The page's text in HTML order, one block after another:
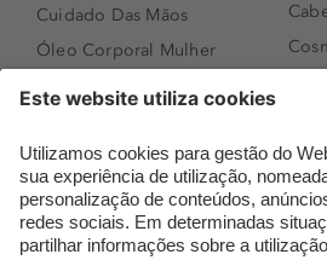
Cuidado Das Mãos
Óleo Corporal Mulher
Sérum de Rosto
Body mist & Spray
corporal
Produtos para Cabelo